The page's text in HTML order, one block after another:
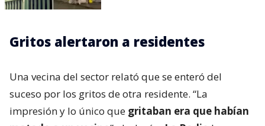
Gritos alertaron a residentes
Una vecina del sector relató que se enteró del
suceso por los gritos de otra residente. “La
impresión y lo único que gritaban era que habían